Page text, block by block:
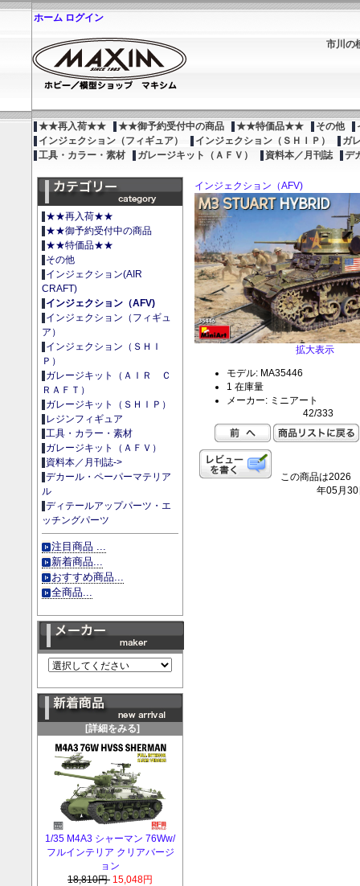
ホーム ログイン
市川の
★★再入荷★★ ★★御予約受付中の商品 ★★特価品★★ その他
インジェクション（フィギュア）
インジェクション（ＳＨＩＰ）
ガ
工具・カラー・素材
ガレージキット（ＡＦＶ） 資料本／月刊誌 デ
★★再入荷★★
★★御予約受付中の商品
★★特価品★★
その他
インジェクション(AIR
CRAFT)
インジェクション（AFV)
インジェクション（フィギュ
ア）
インジェクション（ＳＨＩ
Ｐ）
ガレージキット（ＡＩＲ Ｃ
ＲＡＦＴ）
ガレージキット（ＳＨＩＰ）
レジンフィギュア
工具・カラー・素材
ガレージキット（ＡＦＶ）
資料本／月刊誌->
デカール・ペーパーマテリア
ル
ディテールアップパーツ・エ
ッチングパーツ
注目商品 ...
新着商品...
おすすめ商品...
全商品...
[詳細をみる]
1/35 M4A3 シャーマン 76Ww/
フルインテリア クリアバージ
ョン
18,810円 15,048円
インジェクション（AFV)
拡大表示
モデル: MA35446
1 在庫量
メーカー: ミニアート
42/333
この商品は2026
年05月